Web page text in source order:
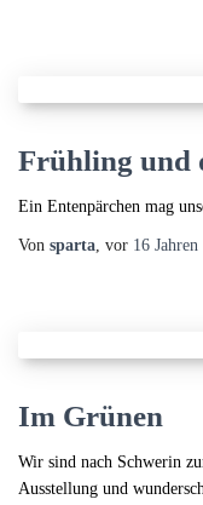
Frühling und
Ein Entenpärchen mag
Von sparta, vor 16 Jahren
Im Grünen
Wir sind nach Schwerin
Ausstellung und